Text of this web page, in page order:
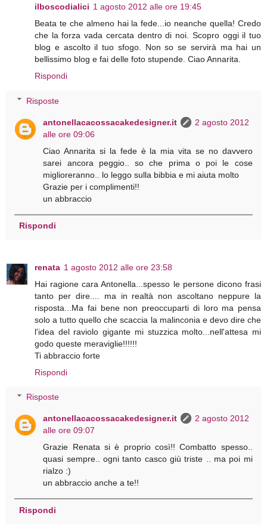
ilboscodialici 1 agosto 2012 alle ore 19:45
Beata te che almeno hai la fede...io neanche quella! Credo
che la forza vada cercata dentro di noi. Scopro oggi il tuo
blog e ascolto il tuo sfogo. Non so se servirà ma hai un
bellissimo blog e fai delle foto stupende. Ciao Annarita.
Rispondi
Risposte
antonellacacossacakedesigner.it
2 agosto 2012
alle ore 09:06
Ciao Annarita si la fede è la mia vita se no davvero
sarei ancora peggio.. so che prima o poi le cose
miglioreranno.. lo leggo sulla bibbia e mi aiuta molto
Grazie per i complimenti!!
un abbraccio
Rispondi
renata 1 agosto 2012 alle ore 23:58
Hai ragione cara Antonella...spesso le persone dicono frasi
tanto per dire.... ma in realtà non ascoltano neppure la
risposta...Ma fai bene non preoccuparti di loro ma pensa
solo a tutto quello che scaccia la malinconia e devo dire che
l'idea del raviolo gigante mi stuzzica molto...nell'attesa mi
godo queste meraviglie!!!!!!
Ti abbraccio forte
Rispondi
Risposte
antonellacacossacakedesigner.it
2 agosto 2012
alle ore 09:07
Grazie Renata si è proprio così!! Combatto spesso..
quasi sempre.. ogni tanto casco giù triste .. ma poi mi
rialzo :)
un abbraccio anche a te!!
Rispondi